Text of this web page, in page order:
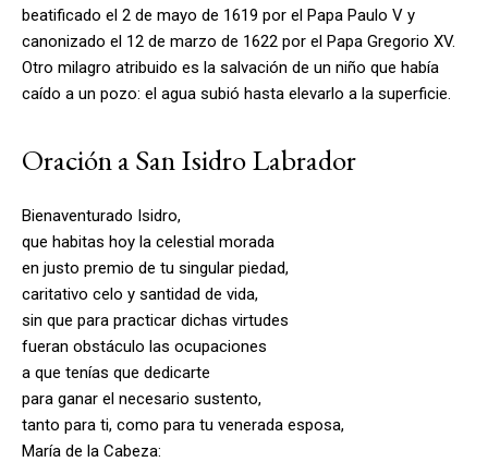
beatificado el 2 de mayo de 1619 por el Papa Paulo V y
canonizado el 12 de marzo de 1622 por el Papa Gregorio XV.
Otro milagro atribuido es la salvación de un niño que había
caído a un pozo: el agua subió hasta elevarlo a la superficie.
Oración a San Isidro Labrador
Bienaventurado Isidro,
que habitas hoy la celestial morada
en justo premio de tu singular piedad,
caritativo celo y santidad de vida,
sin que para practicar dichas virtudes
fueran obstáculo las ocupaciones
a que tenías que dedicarte
para ganar el necesario sustento,
tanto para ti, como para tu venerada esposa,
María de la Cabeza: